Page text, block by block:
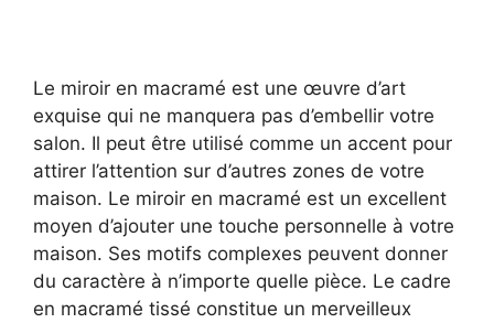
Le miroir en macramé est une œuvre d’art
exquise qui ne manquera pas d’embellir votre
salon. Il peut être utilisé comme un accent pour
attirer l’attention sur d’autres zones de votre
maison. Le miroir en macramé est un excellent
moyen d’ajouter une touche personnelle à votre
maison. Ses motifs complexes peuvent donner
du caractère à n’importe quelle pièce. Le cadre
en macramé tissé constitue un merveilleux